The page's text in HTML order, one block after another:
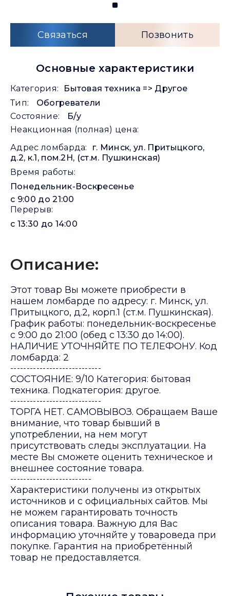
Связаться Позвонить
Основные характеристики
Категория:
Бытовая техника => Другое
Тип:
Обогреватели
Состояние:
Б/у
Неакционная (полная) цена:
Адрес ломбарда:
г. Минск, ул. Притыцкого,
д.2, к.1, пом.2Н, (ст.м. Пушкинская)
Время работы:
Понедельник-Воскресенье
c 9:00 до 21:00
Перерыв:
c 13:30 до 14:00
Описание:
Этот товар Вы можете приобрести в
нашем ломбарде по адресу: г. Минск, ул.
Притыцкого, д.2, корп.1 (ст.м. Пушкинская).
График работы: понедельник-воскресенье
с 9:00 до 21:00 (обед с 13:30 до 14:00).
НАЛИЧИЕ УТОЧНЯЙТЕ ПО ТЕЛЕФОНУ. Код
ломбарда: 2
----------------------------
СОСТОЯНИЕ: 9/10 Категория: бытовая
техника. Подкатегория: другое.
----------------------------
ТОРГА НЕТ. САМОВЫВОЗ. Обращаем Ваше
внимание, что товар бывший в
употреблении, на нем могут
присутствовать следы эксплуатации. На
месте Вы сможете оценить техническое и
внешнее состояние товара.
-------------------------
Характеристики получены из открытых
источников и с официальных сайтов. Мы
не можем гарантировать точность
описания товара. Важную для Вас
информацию уточняйте у товароведа при
покупке. Гарантия на приобретённый
товар не предоставляется.